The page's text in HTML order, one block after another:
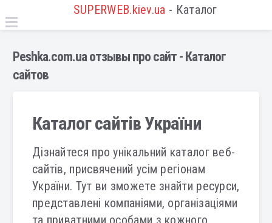
SUPERWEB.kiev.ua - Каталог
Peshka.com.ua отзывы про сайт - Каталог
сайтов
Каталог сайтів України
Дізнайтеся про унікальний каталог веб-
сайтів, присвячений усім регіонам
України. Тут ви зможете знайти ресурси,
представлені компаніями, організаціями
та приватними особами з кожного